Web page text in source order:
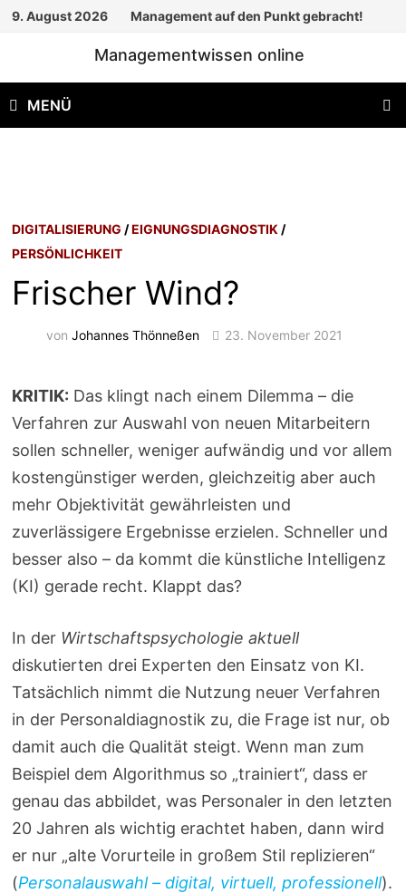
Zum
9. August 2026 Management auf den Punkt gebracht!
Managementwissen online
MENÜ
DIGITALISIERUNG /EIGNUNGSDIAGNOSTIK /
PERSÖNLICHKEIT
Frischer Wind?
vonJohannes Thönneßen 23. November 2021
KRITIK: Das klingt nach einem Dilemma – die
Verfahren zur Auswahl von neuen Mitarbeitern
sollen schneller, weniger aufwändig und vor allem
kostengünstiger werden, gleichzeitig aber auch
mehr Objektivität gewährleisten und
zuverlässigere Ergebnisse erzielen. Schneller und
besser also – da kommt die künstliche Intelligenz
(KI) gerade recht. Klappt das?
In der Wirtschaftspsychologie aktuell
diskutierten drei Experten den Einsatz von KI.
Tatsächlich nimmt die Nutzung neuer Verfahren
in der Personaldiagnostik zu, die Frage ist nur, ob
damit auch die Qualität steigt. Wenn man zum
Beispiel dem Algorithmus so „trainiert“, dass er
genau das abbildet, was Personaler in den letzten
20 Jahren als wichtig erachtet haben, dann wird
er nur „alte Vorurteile in großem Stil replizieren“
(Personalauswahl – digital, virtuell, professionell).